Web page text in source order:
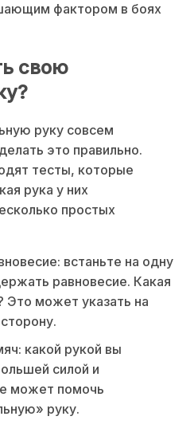
фактором в боях
свою
руку совсем
это правильно.
тесты, которые
рука у них
простых
встаньте на одну
равновесие. Какая
Это может указать на
какой рукой вы
силой и
может помочь
руку.